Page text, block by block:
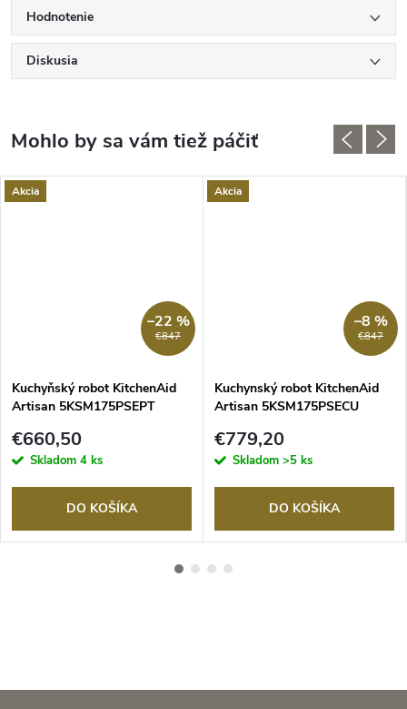
Hodnotenie
Diskusia
Akcia
€847
–22 %
Kuchyňský robot KitchenAid
Artisan 5KSM175PSEPT
€660,50
Skladom 4 ks
DO KOŠÍKA
Akcia
€847
–8 %
Kuchynský robot KitchenAid
Artisan 5KSM175PSECU
€779,20
Skladom >5 ks
DO KOŠÍKA